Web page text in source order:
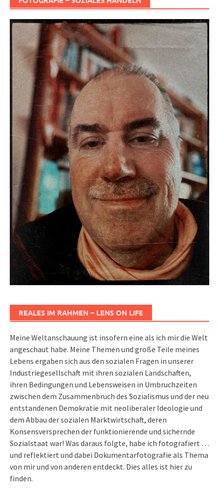
REALES IM RAHMEN – LENS ON LIFE
Meine Weltanschauung ist insofern eine als ich mir die Welt
angeschaut habe. Meine Themen und große Teile meines
Lebens ergaben sich aus den sozialen Fragen in unserer
Industriegesellschaft mit ihren sozialen Landschaften,
ihren Bedingungen und Lebensweisen in Umbruchzeiten
zwischen dem Zusammenbruch des Sozialismus und der neu
entstandenen Demokratie mit neoliberaler Ideologie und
dem Abbau der sozialen Marktwirtschaft, deren
Konsensversprechen der funktionierende und sichernde
Sozialstaat war! Was daraus folgte, habe ich fotografiert …
und reflektiert und dabei Dokumentarfotografie als Thema
von mir und von anderen entdeckt. Dies alles ist hier zu
finden.